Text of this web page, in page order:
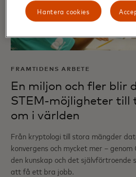
FRAMTIDENS ARBETE
En miljon och fler blir
STEM-möjligheter till
om i världen
Från kryptologi till stora mängder
konvergens och mycket mer –
den kunskap och det självförtroende
att få ett bra jobb.
Hantera cookies